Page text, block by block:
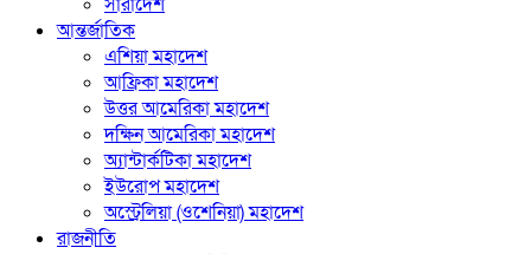
আন্তর্জাতিক
এশিয়া মহাদেশ
আফ্রিকা মহাদেশ
উত্তর আমেরিকা মহাদেশ
দক্ষিন আমেরিকা মহাদেশ
অ্যান্টার্কটিকা মহাদেশ
ইউরোপ মহাদেশ
অস্ট্রেলিয়া (ওশেনিয়া) মহাদেশ
রাজনীতি